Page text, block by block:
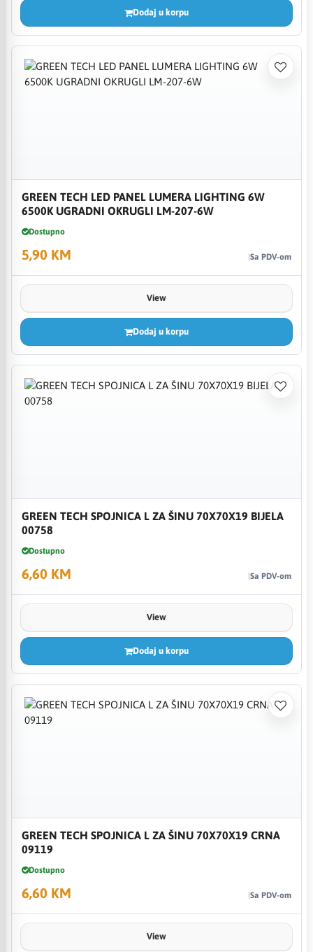
Dodaj u korpu
GREEN TECH LED PANEL LUMERA LIGHTING 6W
6500K UGRADNI OKRUGLI LM-207-6W
Dostupno
5,90 KM Sa PDV-om
View
Dodaj u korpu
GREEN TECH SPOJNICA L ZA ŠINU 70X70X19 BIJELA
00758
Dostupno
6,60 KM Sa PDV-om
View
Dodaj u korpu
GREEN TECH SPOJNICA L ZA ŠINU 70X70X19 CRNA
09119
Dostupno
6,60 KM Sa PDV-om
View